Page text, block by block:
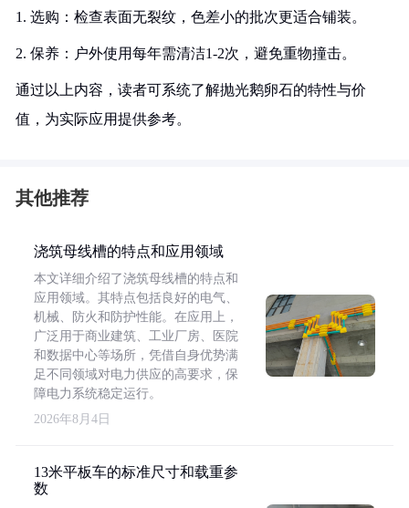
1. 选购：检查表面无裂纹，色差小的批次更适合铺装。
2. 保养：户外使用每年需清洁1-2次，避免重物撞击。
通过以上内容，读者可系统了解抛光鹅卵石的特性与价
值，为实际应用提供参考。
其他推荐
浇筑母线槽的特点和应用领域
本文详细介绍了浇筑母线槽的特点和
应用领域。其特点包括良好的电气、
机械、防火和防护性能。在应用上，
广泛用于商业建筑、工业厂房、医院
和数据中心等场所，凭借自身优势满
足不同领域对电力供应的高要求，保
障电力系统稳定运行。
2026年8月4日
13米平板车的标准尺寸和载重参
数